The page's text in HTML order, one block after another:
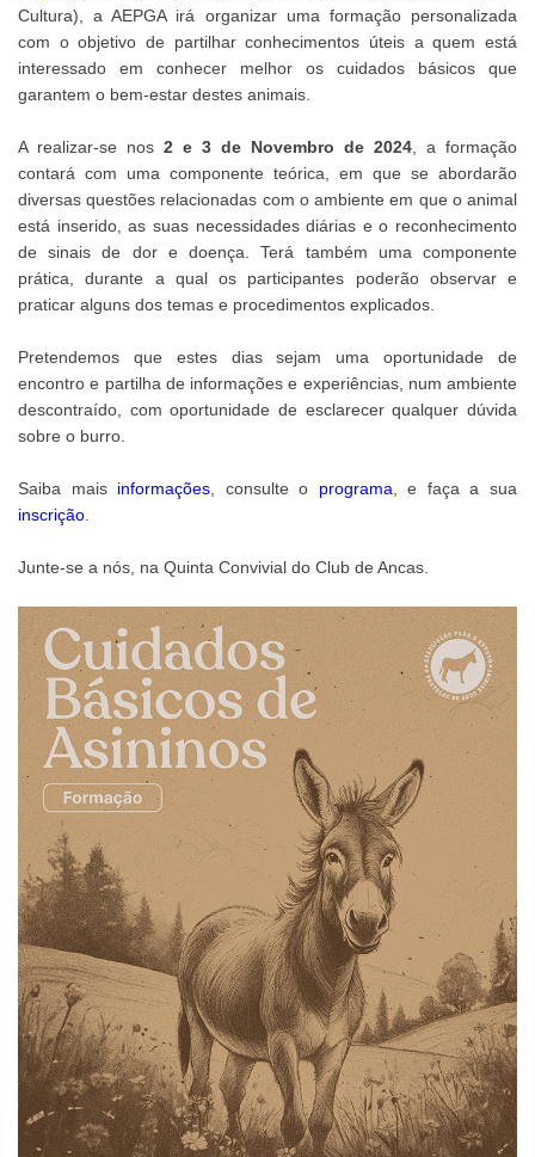
Cultura), a AEPGA irá organizar uma formação personalizada
com o objetivo de partilhar conhecimentos úteis a quem está
interessado em conhecer melhor os cuidados básicos que
garantem o bem-estar destes animais.
A realizar-se nos 2 e 3 de Novembro de 2024 , a formação
contará com uma componente teórica, em que se abordarão
diversas questões relacionadas com o ambiente em que o animal
está inserido, as suas necessidades diárias e o reconhecimento
de sinais de dor e doença. Terá também uma componente
prática, durante a qual os participantes poderão observar e
praticar alguns dos temas e procedimentos explicados.
Pretendemos que estes dias sejam uma oportunidade de
encontro e partilha de informações e experiências, num ambiente
descontraído, com oportunidade de esclarecer qualquer dúvida
sobre o burro.
Saiba mais informações , consulte o programa , e faça a sua
inscrição
Junte-se a nós, na Quinta Convivial do Club de Ancas.